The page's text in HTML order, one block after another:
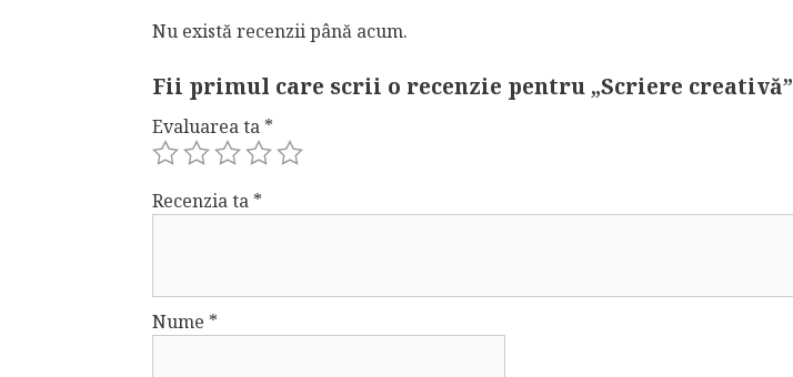
Nu există recenzii până acum.
Fii primul care scrii o recenzie pentru „Scriere creativă”
Evaluarea ta *
Recenzia ta *
Nume *